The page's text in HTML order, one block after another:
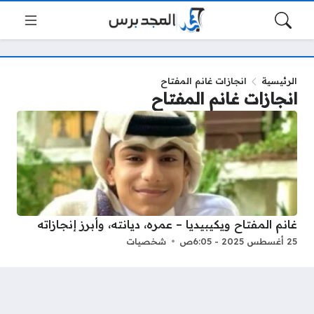
الرئيسية انجازات غانم المفتاح
انجازات غانم المفتاح
غانم المفتاح ويكيبيديا – عمره، ديانته، وأبرز إنجازاته
25 أغسطس 2025 - 6:05ص شخصيات